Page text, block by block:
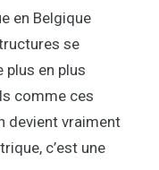
en Belgique
se
plus en plus
comme ces
devient vraiment
c’est une